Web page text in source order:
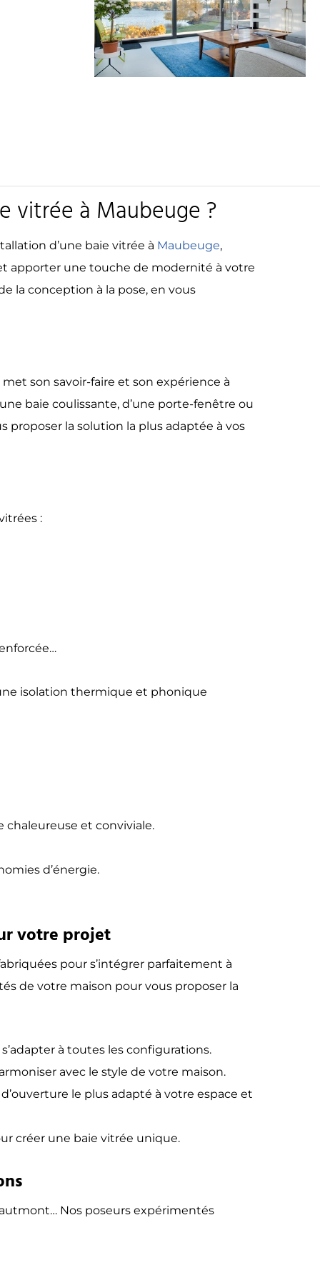
vitrée à Maubeuge ?
d’une baie vitrée à Maubeuge,
apporter une touche de modernité à votre
la conception à la pose, en vous
son savoir-faire et son expérience à
baie coulissante, d’une porte-fenêtre ou
proposer la solution la plus adaptée à vos
:
isolation thermique et phonique
et conviviale.
d’énergie.
votre projet
pour s’intégrer parfaitement à
de votre maison pour vous proposer la
à toutes les configurations.
avec le style de votre maison.
le plus adapté à votre espace et
créer une baie vitrée unique.
Nos poseurs expérimentés